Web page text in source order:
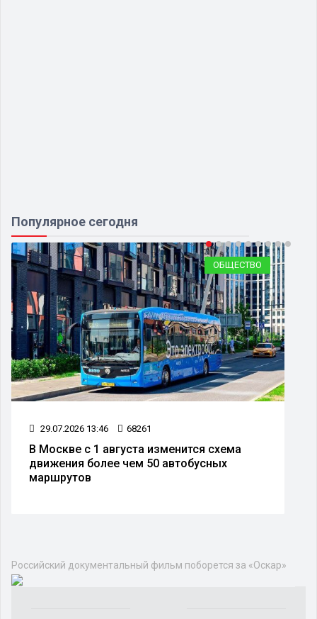
Популярное сегодня
ОБЩЕСТВО
29.07.2026 13:46 68261
В Москве с 1 августа изменится схема
движения более чем 50 автобусных
маршрутов
Российский документальный фильм поборется за «Оскар»